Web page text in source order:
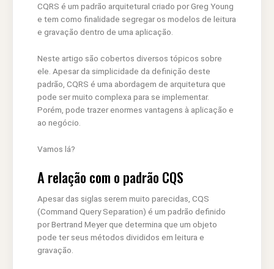
CQRS é um padrão arquitetural criado por Greg Young
e tem como finalidade segregar os modelos de leitura
e gravação dentro de uma aplicação.
Neste artigo são cobertos diversos tópicos sobre
ele. Apesar da simplicidade da definição deste
padrão, CQRS é uma abordagem de arquitetura que
pode ser muito complexa para se implementar.
Porém, pode trazer enormes vantagens à aplicação e
ao negócio.
Vamos lá?
A relação com o padrão CQS
Apesar das siglas serem muito parecidas, CQS
(Command Query Separation) é um padrão definido
por Bertrand Meyer que determina que um objeto
pode ter seus métodos divididos em leitura e
gravação.